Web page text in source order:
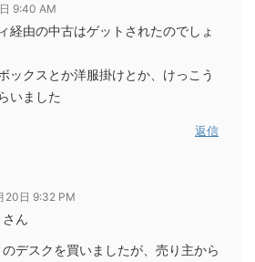
9:40 AM
経由の中古はゲットされたのでしょ
ックスとか洋服掛けとか、けっこう
いました
返信
20日 9:32 PM
ん
デスクを買いましたが、売り主から